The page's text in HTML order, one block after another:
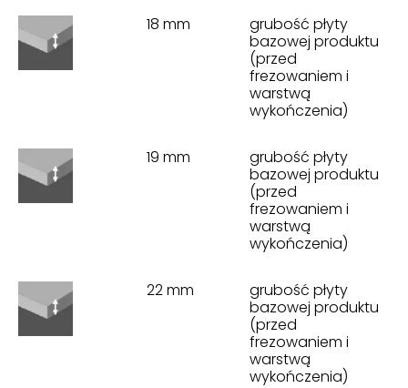
18 mm
grubość płyty
bazowej produktu
(przed
frezowaniem i
warstwą
wykończenia)
19 mm
grubość płyty
bazowej produktu
(przed
frezowaniem i
warstwą
wykończenia)
22 mm
grubość płyty
bazowej produktu
(przed
frezowaniem i
warstwą
wykończenia)